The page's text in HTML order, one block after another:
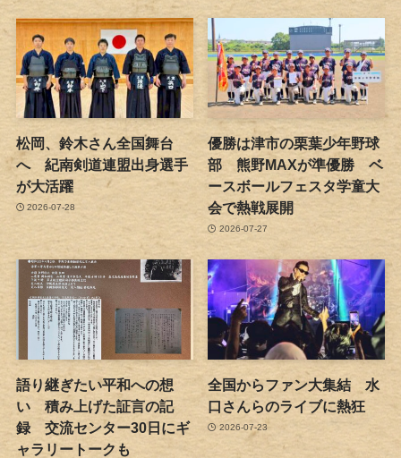
松岡、鈴木さん全国舞台
へ 紀南剣道連盟出身選手
が大活躍
2026-07-28
優勝は津市の栗葉少年野球
部 熊野MAXが準優勝 ベ
ースボールフェスタ学童大
会で熱戦展開
2026-07-27
語り継ぎたい平和への想
い 積み上げた証言の記
録 交流センター30日にギ
ャラリートークも
全国からファン大集結 水
口さんらのライブに熱狂
2026-07-23